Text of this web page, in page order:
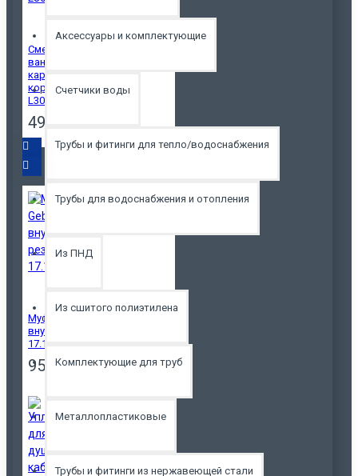
Аксессуары и комплектующие
Счетчики воды
Трубы и фитинги для тепло/водоснабжения
Трубы для водоснабжения и отопления
Из ПНД
Из сшитого полиэтилена
Комплектующие для труб
Металлопластиковые
Трубы и фитинги из нержавеющей стали
Смеситель для
ванны LEDEME
картридж д.35мм
короткий излив
L3016
4950р.
Муфта Gebo QI 1"
внутренняя резьба
17.195.01.03
950р.